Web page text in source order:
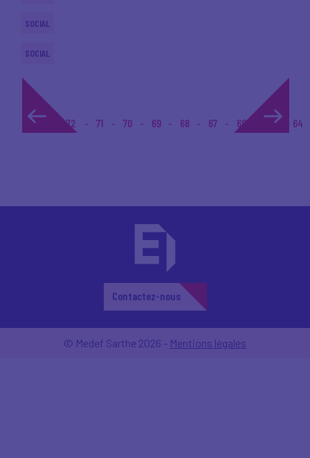
SOCIAL
SOCIAL
1... 72 71 70 69 68 67 66 65 64
Contactez-nous
© Medef Sarthe 2026 - Mentions légales